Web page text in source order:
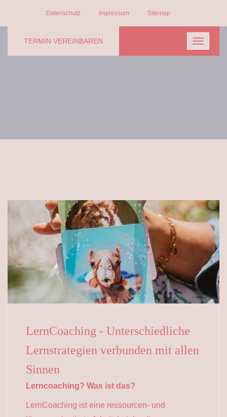
Datenschutz Impressum Sitemap
TERMIN VEREINBAREN
LernCoaching - Unterschiedliche
Lernstrategien verbunden mit allen
Sinnen
Lerncoaching? Was ist das?
LernCoaching ist eine ressourcen- und